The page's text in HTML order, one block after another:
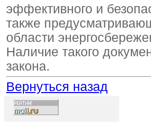
эффективного и
также
области
Наличие такого
закона.
Вернуться назад